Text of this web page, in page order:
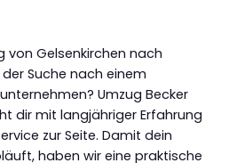
von Gelsenkirchen nach
Suche nach einem
Umzug Becker
dir mit langjähriger Erfahrung
zur Seite. Damit dein
haben wir eine praktische